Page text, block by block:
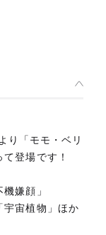
り「モモ・ベリ
登場です！
嫌顔」
宇宙植物」ほか